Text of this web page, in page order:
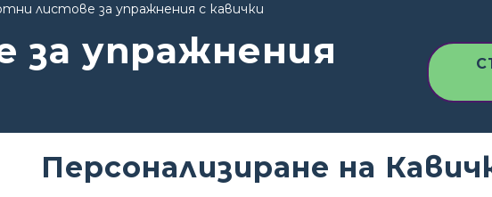
листове за упражнения с кавички
за упражнения
Персонализиране на